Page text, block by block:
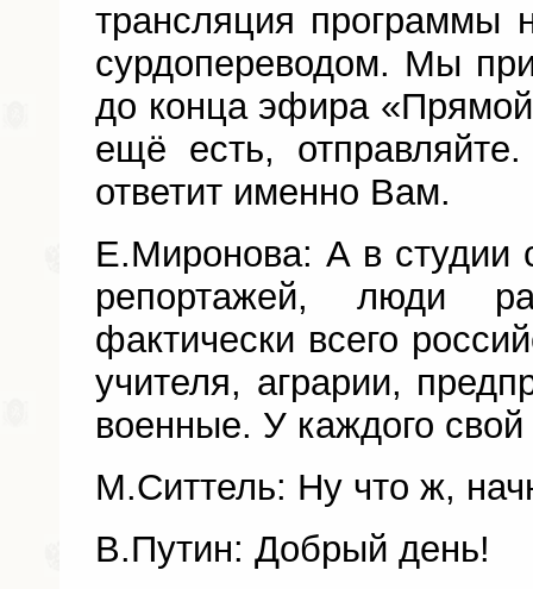
трансляция программы
сурдопереводом. Мы
до конца эфира
ещё есть,
ответит именно Вам.
Е.Миронова: А в студии
репортажей, люди
фактически всего
учителя, аграрии,
военные. У каждого свой
М.Ситтель: Ну что ж,
В.Путин: Добрый день!